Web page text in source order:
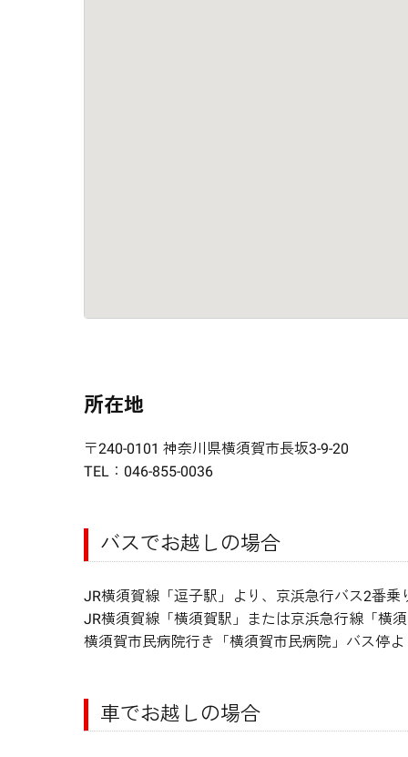
所在地
〒240-0101 神奈川県横須賀市長坂3-9-20
TEL：046-855-0036
バスでお越しの場合
JR横須賀線「逗子駅」より、京浜急行バス2番
JR横須賀線「横須賀駅」または京浜急行線「横
横須賀市民病院行き「横須賀市民病院」バス停
車でお越しの場合